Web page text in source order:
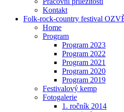
Kontakt
Folk-rock-country festival
Home
Program
Program 2023
Program 2022
Program 2021
Program 2020
Program 2019
Festivalový kemp
Fotogalerie
1. ročník 2014